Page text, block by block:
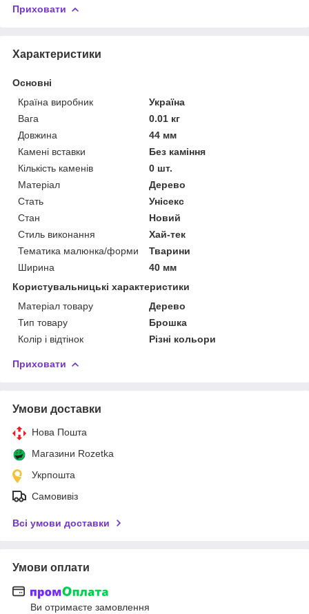
Приховати
Характеристики
Основні
Країна виробник
Україна
Вага
0.01 кг
Довжина
44 мм
Камені вставки
Без каміння
Кількість каменів
0 шт.
Матеріал
Дерево
Стать
Унісекс
Стан
Новий
Стиль виконання
Хай-тек
Тематика малюнка/форми
Тварини
Ширина
40 мм
Користувальницькі характеристики
Матеріал товару
Дерево
Тип товару
Брошка
Колір і відтінок
Різні кольори
Приховати
Умови доставки
Нова Пошта
Магазини Rozetka
Укрпошта
Самовивіз
Всі умови доставки
Умови оплати
Ви отримаєте замовлення